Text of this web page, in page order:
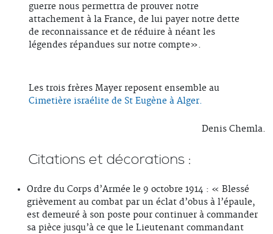
guerre nous permettra de prouver notre
attachement à la France, de lui payer notre dette
de reconnaissance et de réduire à néant les
légendes répandues sur notre compte».
Les trois frères Mayer reposent ensemble au
Cimetière israélite de St Eugène à Alger.
Denis Chemla.
Citations et décorations :
Ordre du Corps d’Armée le 9 octobre 1914 : « Blessé
grièvement au combat par un éclat d’obus à l’épaule,
est demeuré à son poste pour continuer à commander
sa pièce jusqu’à ce que le Lieutenant commandant